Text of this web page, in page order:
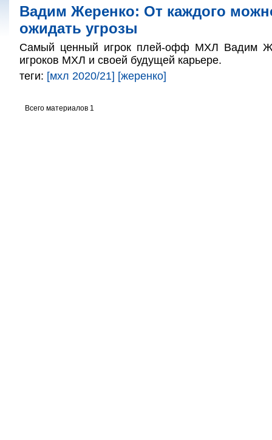
Вадим Жеренко: От каждого
ожидать угрозы
Самый ценный игрок плей-офф МХЛ Вадим
игроков МХЛ и своей будущей карьере.
теги: [мхл 2020/21] [жеренко]
Всего материалов 1